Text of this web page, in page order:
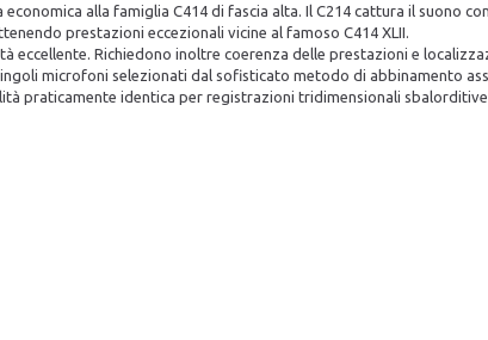
alla famiglia C414 di fascia alta. Il C214 cattura il suono
prestazioni eccezionali vicine al famoso C414 XLII.
Richiedono inoltre coerenza delle prestazioni e
microfoni selezionati dal sofisticato metodo di abbinamento
praticamente identica per registrazioni tridimensionali sbalorditive.